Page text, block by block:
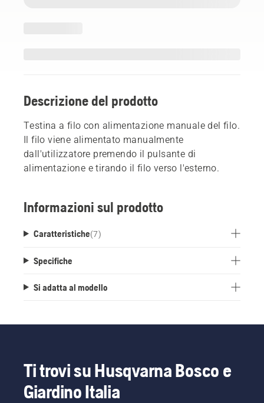
Descrizione del prodotto
Testina a filo con alimentazione manuale del filo.
Il filo viene alimentato manualmente
dall'utilizzatore premendo il pulsante di
alimentazione e tirando il filo verso l'esterno.
Informazioni sul prodotto
Caratteristiche(7)
Specifiche
Si adatta al modello
Ti trovi su Husqvarna Bosco e
Giardino Italia